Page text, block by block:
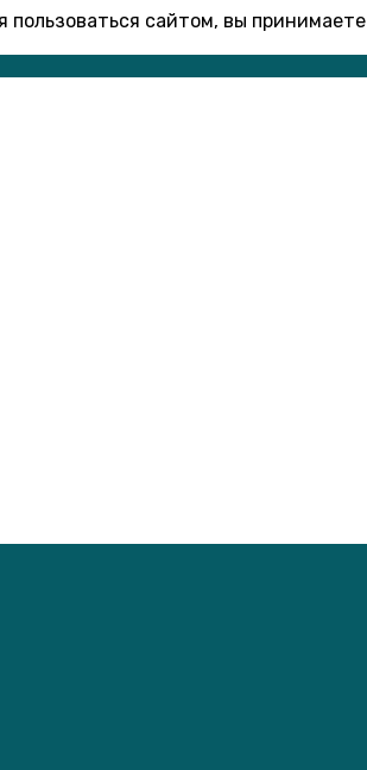
сайтом, вы принимаете